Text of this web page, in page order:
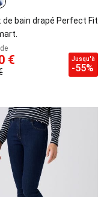
de bain drapé Perfect Fit
€ Jusqu'à
-55%